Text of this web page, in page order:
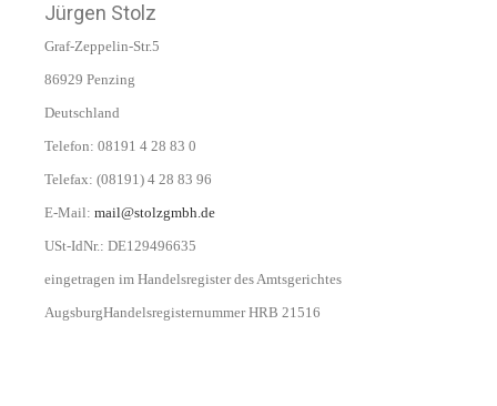
Jürgen Stolz
Graf-Zeppelin-Str.5
86929 Penzing
Deutschland
Telefon: 08191 4 28 83 0
Telefax: (08191) 4 28 83 96
E-Mail:mail@stolzgmbh.de
USt-IdNr.: DE129496635
eingetragen im Handelsregister des Amtsgerichtes
AugsburgHandelsregisternummer HRB 21516